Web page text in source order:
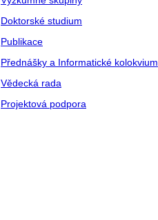
Doktorské studium
Publikace
Přednášky a Informatické kolokvium
Vědecká rada
Projektová podpora